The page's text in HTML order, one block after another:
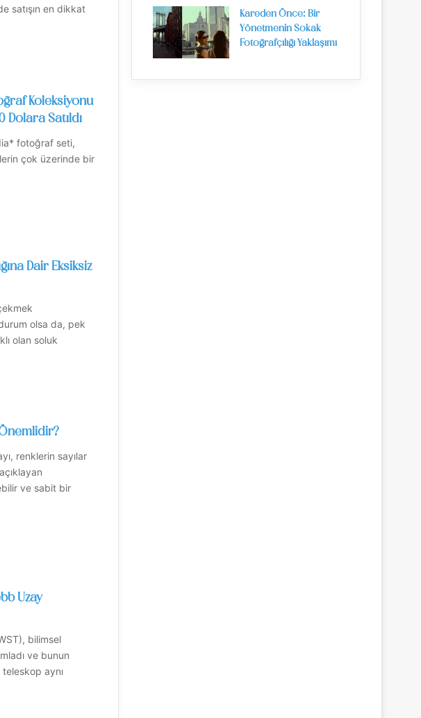
satışın en dikkat
Koleksiyonu
Dolara Satıldı
fotoğraf seti,
çok üzerinde bir
Dair Eksiksiz
olsa da, pek
olan soluk
renklerin sayılar
ve sabit bir
Uzay
bilimsel
ve bunun
aynı
Kareden Önce: Bir
Yönetmenin Sokak
Fotoğrafçılığı Yaklaşımı